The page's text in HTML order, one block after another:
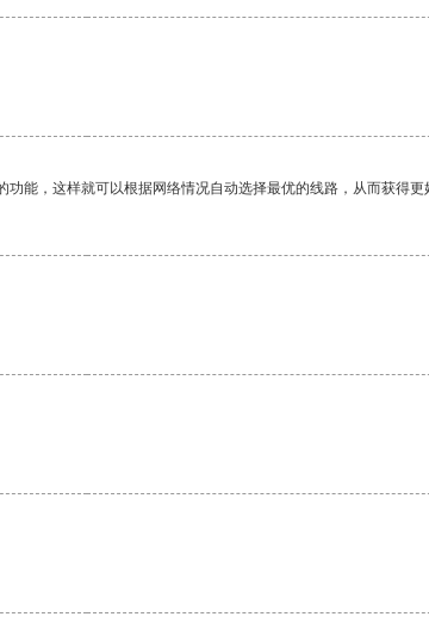
能，这样就可以根据网络情况自动选择最优的线路，从而获得更